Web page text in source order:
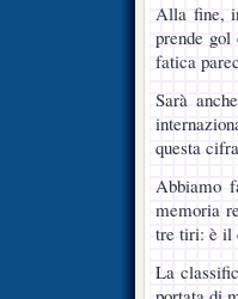
Alla fine,
prende
fatica
Sarà
questa
Abbiamo
memoria
tre tiri: è il
La